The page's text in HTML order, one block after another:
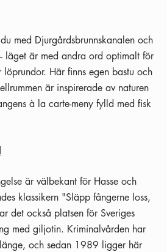
med Djurgårdsbrunnskanalen och
läget är med andra ord optimalt för
Här finns egen bastu och
är inspirerade av naturen
à la carte-meny fylld med fisk
är välbekant för Hasse och
klassikern "Släpp fångerne loss,
det också platsen för Sveriges
med giljotin. Kriminalvården har
och sedan 1989 ligger här